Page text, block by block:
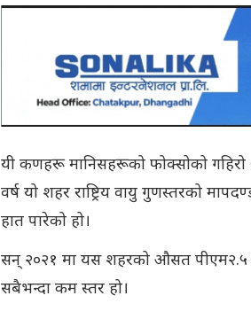
यी कणहरू मानिसहरूको फोक्सोको गहिरो
वर्ष यो शहर राष्ट्रिय वायु गुणस्तरको
हात पारेको हो।
सन् २०२१ मा यस शहरको औसत पीएम२.५
सबैभन्दा कम स्तर हो।